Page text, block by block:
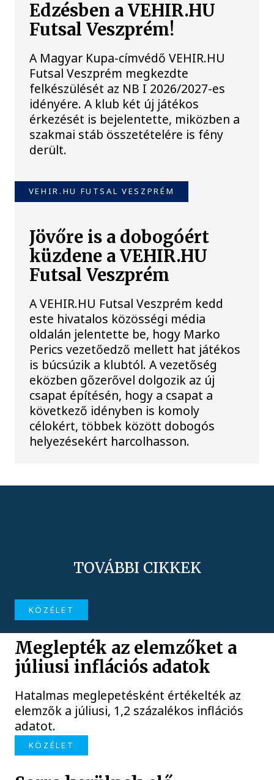
Edzésben a VEHIR.HU
Futsal Veszprém!
A Magyar Kupa-címvédő VEHIR.HU
Futsal Veszprém megkezdte
felkészülését az NB I 2026/2027-es
idényére. A klub két új játékos
érkezését is bejelentette, miközben a
szakmai stáb összetételére is fény
derült.
VEHIR.HU FUTSAL VESZPRÉM
Jövőre is a dobogóért
küzdene a VEHIR.HU
Futsal Veszprém
A VEHIR.HU Futsal Veszprém kedd
este hivatalos közösségi média
oldalán jelentette be, hogy Marko
Perics vezetőedző mellett hat játékos
is búcsúzik a klubtól. A vezetőség
eközben gőzerővel dolgozik az új
csapat építésén, hogy a csapat a
következő idényben is komoly
célokért, többek között dobogós
helyezésekért harcolhasson.
TOVÁBBI CIKKEK
KÖZÉLET
Meglepték az elemzőket a
júliusi inflációs adatok
Hatalmas meglepetésként értékelték az
elemzők a júliusi, 1,2 százalékos inflációs
adatot.
KÖZÉLET